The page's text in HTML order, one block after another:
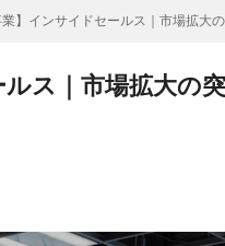
業】インサイドセールス｜市場拡大
ス｜市場拡大の